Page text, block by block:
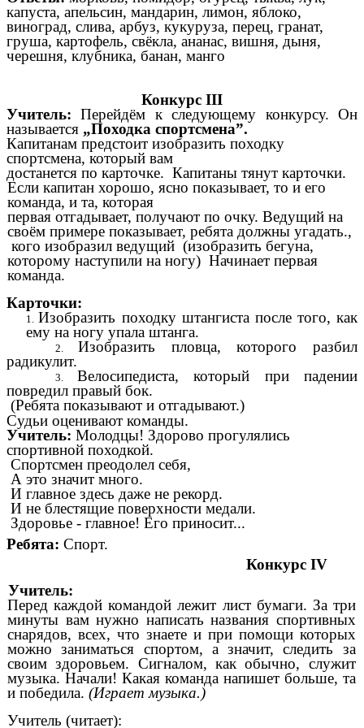
капуста, апельсин, мандарин, лимон, яблоко,
виноград, слива, арбуз, кукуруза, перец, гранат,
груша, картофель, свёкла, ананас, вишня, дыня,
черешня, клубника, банан, манго
Конкурс III
Учитель: Перейдём к следующему конкурсу. Он
называется „Походка спортсмена”.
Капитанам предстоит изобразить походку
спортсмена, который вам
достанется по карточке. Капитаны тянут карточки.
Если капитан хорошо, ясно показывает, то и его
команда, и та, которая
первая отгадывает, получают по очку. Ведущий на
своём примере показывает, ребята должны угадать.,
кого изобразил ведущий (изобразить бегуна,
которому наступили на ногу) Начинает первая
команда.
Карточки:
Изобразить походку штангиста после того, как
ему на ногу упала штанга.
Изобразить пловца, которого разбил
радикулит.
Велосипедиста, который при падении
повредил правый бок.
(Ребята показывают и отгадывают.)
Судьи оценивают команды.
Учитель: Молодцы! Здорово прогулялись
спортивной походкой.
Спортсмен преодолел себя,
А это значит много.
И главное здесь даже не рекорд.
И не блестящие поверхности медали.
Здоровье - главное! Его приносит...
Ребята:Спорт.
Конкурс ІV
Учитель:
Перед каждой командой лежит лист бумаги. За три
минуты вам нужно написать названия спортивных
снарядов, всех, что знаете и при помощи которых
можно заниматься спортом, а значит, следить за
своим здоровьем. Сигналом, как обычно, служит
музыка. Начали! Какая команда напишет больше, та
и победила.(Играет музыка.)
Учитель (читает):